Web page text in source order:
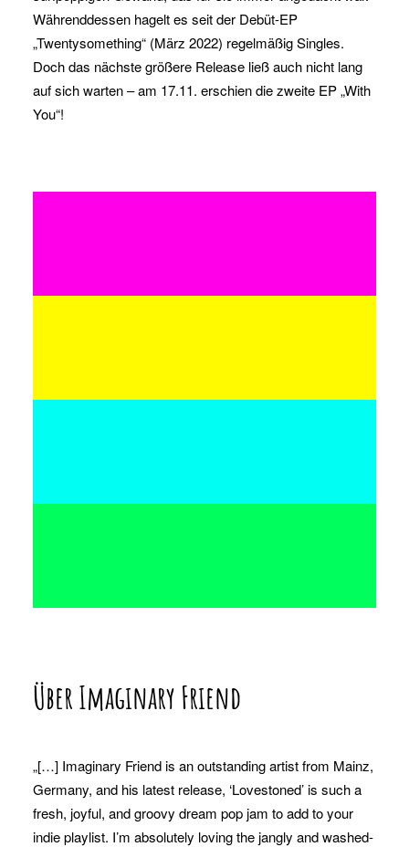
Währenddessen hagelt es seit der Debüt-EP
„Twentysomething“ (März 2022) regelmäßig Singles.
Doch das nächste größere Release ließ auch nicht lang
auf sich warten – am 17.11. erschien die zweite EP „With
You“!
Über Imaginary Friend
„[…] Imaginary Friend is an outstanding artist from Mainz,
Germany, and his latest release, ‘Lovestoned’ is such a
fresh, joyful, and groovy dream pop jam to add to your
indie playlist. I’m absolutely loving the jangly and washed-